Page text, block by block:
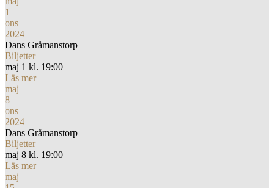
1
ons
2024
Dans Gråmanstorp
Biljetter
maj 1 kl. 19:00
Läs mer
maj
8
ons
2024
Dans Gråmanstorp
Biljetter
maj 8 kl. 19:00
Läs mer
maj